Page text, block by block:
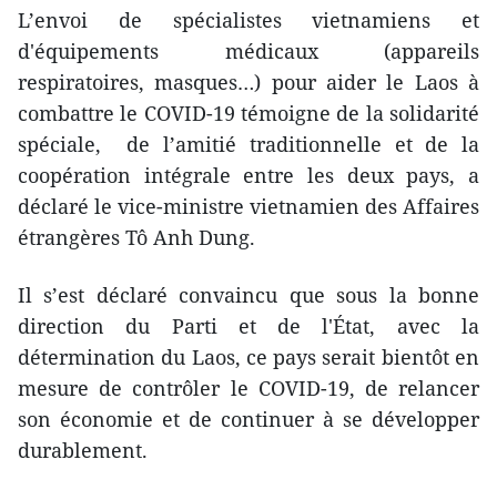
L’envoi de spécialistes vietnamiens et
d'équipements médicaux (appareils
respiratoires, masques…) pour aider le Laos à
combattre le COVID-19 témoigne de la solidarité
spéciale, de l’amitié traditionnelle et de la
coopération intégrale entre les deux pays, a
déclaré le vice-ministre vietnamien des Affaires
étrangères Tô Anh Dung.
Il s’est déclaré convaincu que sous la bonne
direction du Parti et de l'État, avec la
détermination du Laos, ce pays serait bientôt en
mesure de contrôler le COVID-19, de relancer
son économie et de continuer à se développer
durablement.